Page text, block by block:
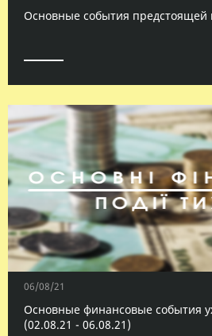
Основные события предстоящей
06/08/21
Основные финансовые события
(02.08.21 - 06.08.21)